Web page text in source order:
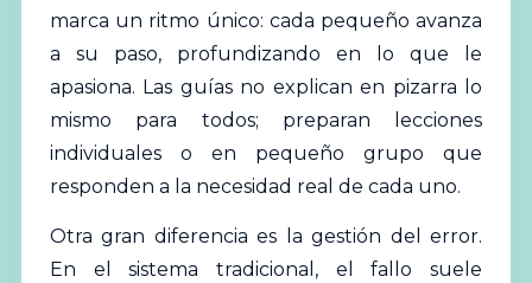
marca un ritmo único: cada pequeño avanza
a su paso, profundizando en lo que le
apasiona. Las guías no explican en pizarra lo
mismo para todos; preparan lecciones
individuales o en pequeño grupo que
responden a la necesidad real de cada uno.
Otra gran diferencia es la gestión del error.
En el sistema tradicional, el fallo suele